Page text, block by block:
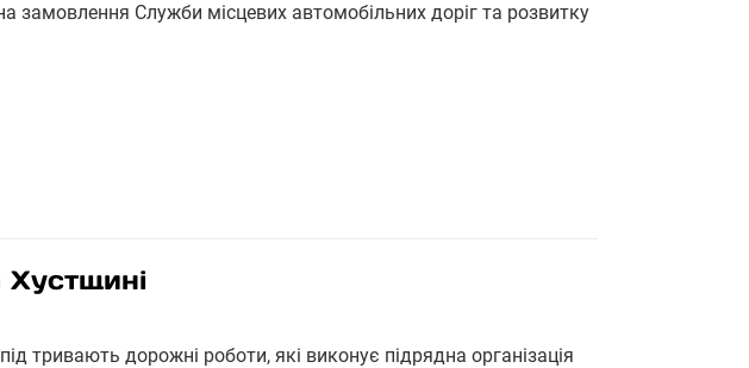
замовлення Служби місцевих автомобільних доріг та розвитку
тривають дорожні роботи, які виконує підрядна організація